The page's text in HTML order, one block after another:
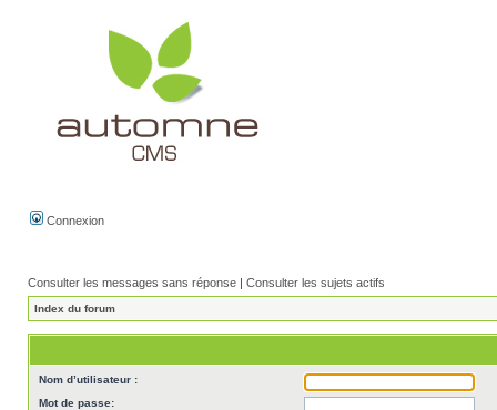
Connexion
Consulter les messages sans réponse | Consulter les sujets actifs
Index du forum
Nom d’utilisateur :
Mot de passe: